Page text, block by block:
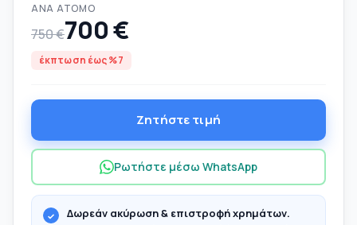
ΑΝΆ ΆΤΟΜΟ
750 €700 €
έκπτωση έως %7
Ζητήστε τιμή
Ρωτήστε μέσω WhatsApp
Δωρεάν ακύρωση & επιστροφή χρημάτων.